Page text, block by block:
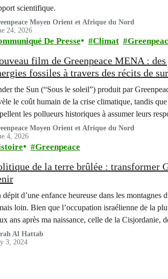
scientifique.
Moyen Orient et Afrique du Nord
24, 2026
De Presse Climat
film de Greenpeace MENA :
fossiles à travers des récits de
the Sun (“Sous le soleil”) produit par
le coût humain de la crise climatique, tandis
les pollueurs historiques à assumer leurs
Moyen Orient et Afrique du Nord
4, 2026
Greenpeace
de la terre brûlée : transformer
dépit d’une enfance heureuse dans les
loin. Bien que l’occupation israélienne de la
ans après ma naissance, celle de la Cisjordanie,
Al Hattab
3, 2024